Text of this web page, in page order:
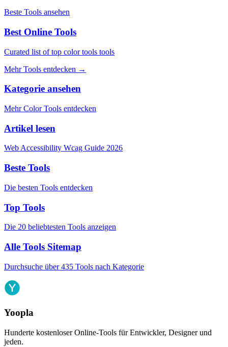
Beste Tools ansehen
Best Online Tools
Curated list of top color tools tools
Mehr Tools entdecken →
Kategorie ansehen
Mehr Color Tools entdecken
Artikel lesen
Web Accessibility Wcag Guide 2026
Beste Tools
Die besten Tools entdecken
Top Tools
Die 20 beliebtesten Tools anzeigen
Alle Tools Sitemap
Durchsuche über 435 Tools nach Kategorie
Yoopla
Hunderte kostenloser Online-Tools für Entwickler, Designer und
jeden.